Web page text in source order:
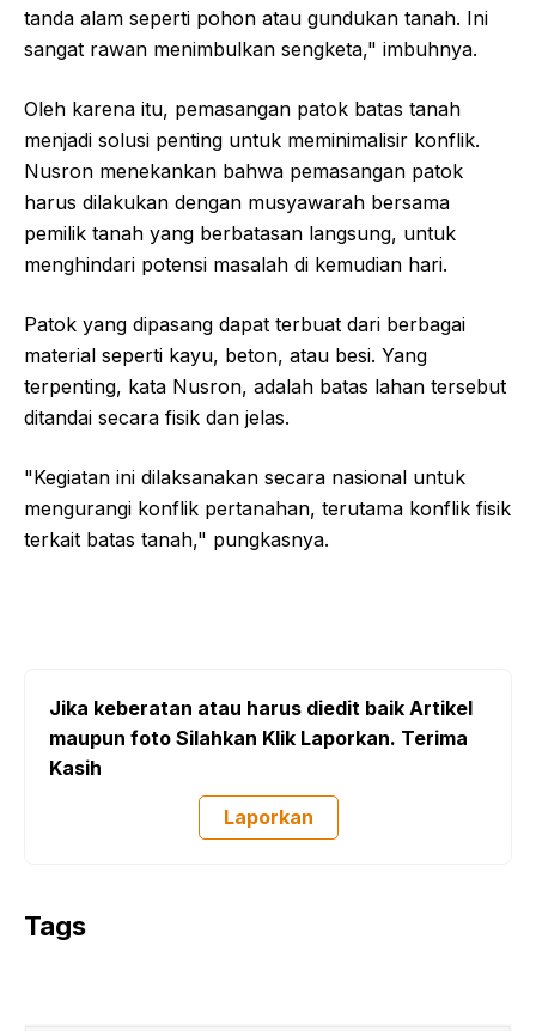
tanda alam seperti pohon atau gundukan tanah. Ini
sangat rawan menimbulkan sengketa," imbuhnya.
Oleh karena itu, pemasangan patok batas tanah
menjadi solusi penting untuk meminimalisir konflik.
Nusron menekankan bahwa pemasangan patok
harus dilakukan dengan musyawarah bersama
pemilik tanah yang berbatasan langsung, untuk
menghindari potensi masalah di kemudian hari.
Patok yang dipasang dapat terbuat dari berbagai
material seperti kayu, beton, atau besi. Yang
terpenting, kata Nusron, adalah batas lahan tersebut
ditandai secara fisik dan jelas.
"Kegiatan ini dilaksanakan secara nasional untuk
mengurangi konflik pertanahan, terutama konflik fisik
terkait batas tanah," pungkasnya.
Jika keberatan atau harus diedit baik Artikel
maupun foto Silahkan Klik Laporkan. Terima
Kasih
Laporkan
Tags